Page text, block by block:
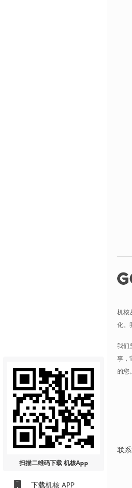
扫描二维码下载 机核App
下载机核 APP
机核
化。
我们
事，
的您。
联